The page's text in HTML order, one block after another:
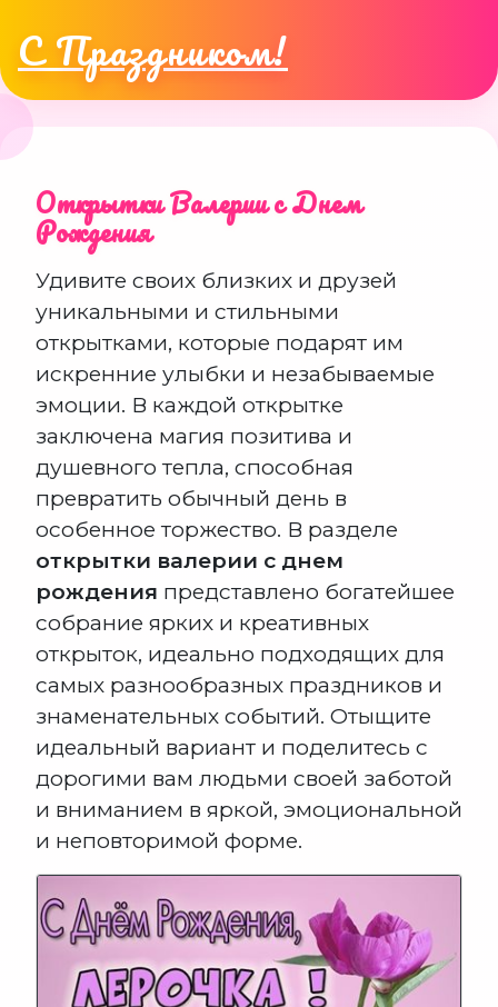
С Праздником!
Открытки Валерии с Днем
Рождения
Удивите своих близких и друзей
уникальными и стильными
открытками, которые подарят им
искренние улыбки и незабываемые
эмоции. В каждой открытке
заключена магия позитива и
душевного тепла, способная
превратить обычный день в
особенное торжество. В разделе
открытки валерии с днем
рождения представлено богатейшее
собрание ярких и креативных
открыток, идеально подходящих для
самых разнообразных праздников и
знаменательных событий. Отыщите
идеальный вариант и поделитесь с
дорогими вам людьми своей заботой
и вниманием в яркой, эмоциональной
и неповторимой форме.